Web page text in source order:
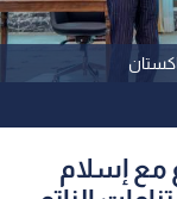
مع إسلام